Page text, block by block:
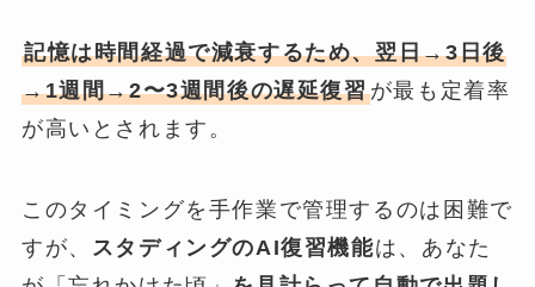
記憶は時間経過で減衰するため、翌日→3日後
→1週間→2〜3週間後の遅延復習が最も定着率
が高いとされます。
このタイミングを手作業で管理するのは困難で
すが、 スタディングのAI復習機能は、あなた